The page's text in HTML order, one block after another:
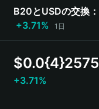
Bahasa Indonesia
ภาษาไทย
हिन्दी
Español
Português (Brasil)
B20とUSDの交換：
+3.71%
1日
$0.0{4}2575
+3.71%